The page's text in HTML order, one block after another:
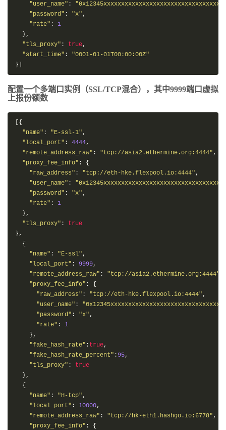
"user_name" : "
"password" : "x" ,
"rate" :
1
},
"tls_proxy" : true,
"start_time" : "0001-01-01T00:00:00Z"
}]
配置一个多端口实例（SSL/TCP混合），其中9999端口虚拟
上报份额数
[{
"name" : "E-ssl-1" ,
"local_port" : 4444,
"remote_address_raw" : "tcp://asia2.ethermine.org:4444" ,
"proxy_fee_info" :
{
"raw_address" : "tcp://eth-hke.flexpool.io:4444" ,
"user_name" : "
"password" : "x" ,
"rate" :
1
},
"tls_proxy" :
true
},
{
"name" : "E-ssl" ,
"local_port" : 9999,
"remote_address_raw" : "tcp://asia2.ethermine.org:4444"
"proxy_fee_info" :
{
"raw_address" : "tcp://eth-hke.flexpool.io:4444" ,
"user_name" : "
"password" : "x" ,
"rate" :
1
},
"fake_hash_rate" : true,
"fake_hash_rate_percent" :95,
"tls_proxy" :
true
},
{
"name" : "H-tcp" ,
"local_port" : 10000,
"remote_address_raw" : "tcp://hk-eth1.hashgo.io:6778" ,
"proxy_fee_info" :
{